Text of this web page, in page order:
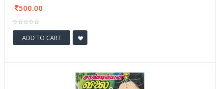
500.00
ADD TO CART